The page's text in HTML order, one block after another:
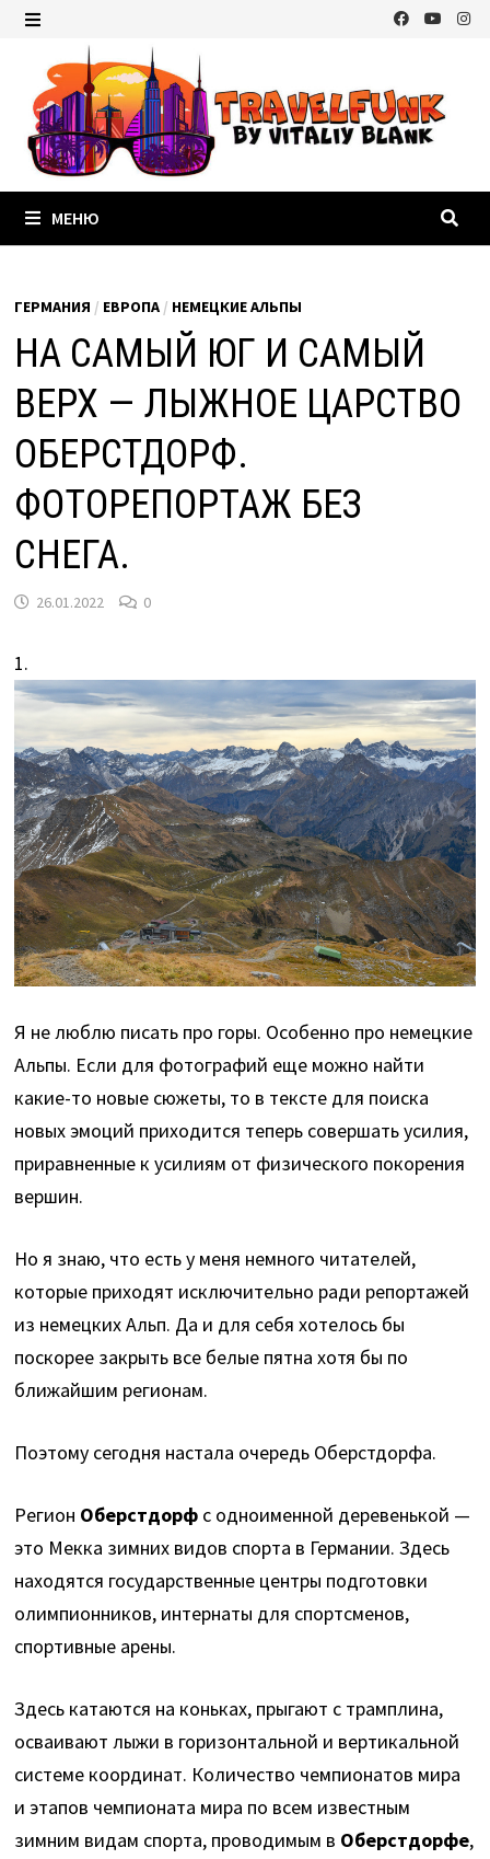
Перейти
содержимому
МЕНЮ
ГЕРМАНИЯ / ЕВРОПА / НЕМЕЦКИЕ АЛЬПЫ
НА САМЫЙ ЮГ И САМЫЙ
ВЕРХ — ЛЫЖНОЕ ЦАРСТВО
ОБЕРСТДОРФ.
ФОТОРЕПОРТАЖ БЕЗ
СНЕГА.
26.01.2022 0
1.
Я не люблю писать про горы. Особенно про немецкие
Альпы. Если для фотографий еще можно найти
какие-то новые сюжеты, то в тексте для поиска
новых эмоций приходится теперь совершать усилия,
приравненные к усилиям от физического покорения
вершин.
Но я знаю, что есть у меня немного читателей,
которые приходят исключительно ради репортажей
из немецких Альп. Да и для себя хотелось бы
поскорее закрыть все белые пятна хотя бы по
ближайшим регионам.
Поэтому сегодня настала очередь Оберстдорфа.
Регион Оберстдорф с одноименной деревенькой —
это Мекка зимних видов спорта в Германии. Здесь
находятся государственные центры подготовки
олимпионников, интернаты для спортсменов,
спортивные арены.
Здесь катаются на коньках, прыгают с трамплина,
осваивают лыжи в горизонтальной и вертикальной
системе координат. Количество чемпионатов мира
и этапов чемпионата мира по всем известным
зимним видам спорта, проводимым в Оберстдорфе,